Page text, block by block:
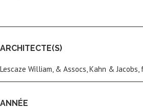
ARCHITECTE(S)
Lescaze William, & Assocs, Kahn &
ANNÉE